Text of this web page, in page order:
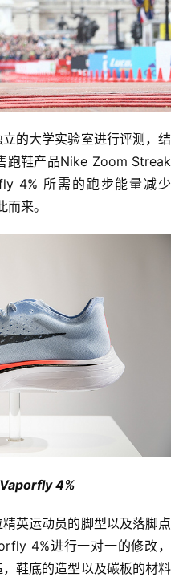
的大学实验室进行评测，结
跑鞋产品Nike Zoom Streak
4% 所需的跑步能量减少
来。
4%
英运动员的脚型以及落脚点
4%进行一对一的修改，
鞋底的造型以及碳板的材料